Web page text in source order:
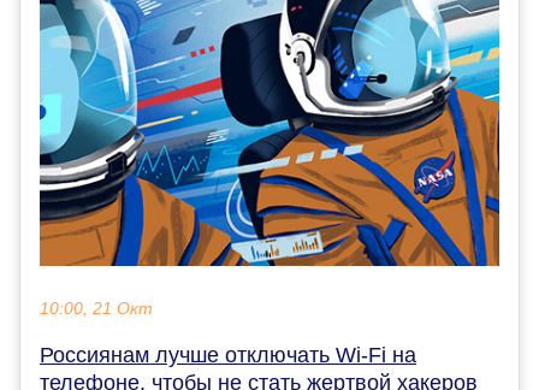
10:00, 21 Окт
Россиянам лучше отключать Wi-Fi на
телефоне, чтобы не стать жертвой хакеров